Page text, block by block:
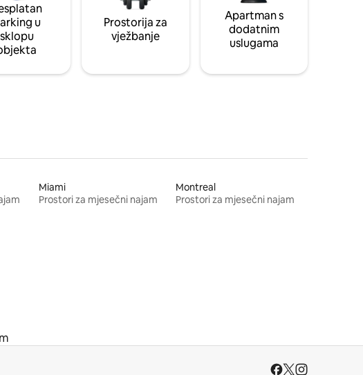
u
sklopu
Prostorija za
vježbanje
Apartman s
dodatnim
uslugama
Miami
Prostori za mjesečni najam
Montreal
Prostori za mjesečni najam